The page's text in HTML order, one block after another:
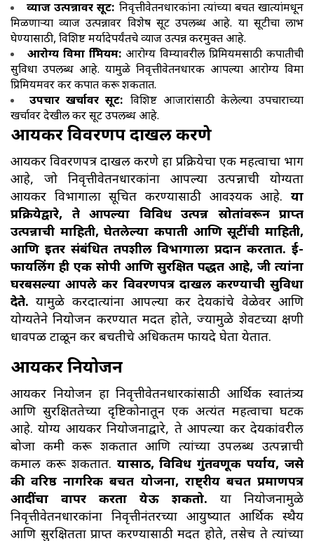
व्याज उत्पन्नावर सूट: निवृत्तीवेतनधारकांना त्यांच्या बचत खात्यांमधून
मिळणाऱ्या व्याज उत्पन्नावर विशेष सूट उपलब्ध आहे. या सूटीचा लाभ
घेण्यासाठी, विशिष्ट मर्यादेपर्यंतचे व्याज उत्पन्न करमुक्त आहे.
आरोग्य विमा प्रिमियम: आरोग्य विम्यावरील प्रिमियमसाठी कपातीची
सुविधा उपलब्ध आहे. यामुळे निवृत्तीवेतनधारक आपल्या आरोग्य विमा
प्रिमियमवर कर कपात करू शकतात.
उपचार खर्चावर सूट: विशिष्ट आजारांसाठी केलेल्या उपचाराच्या
खर्चावर देखील कर सूट उपलब्ध आहे.
आयकर विवरणपत्र दाखल करणे
आयकर विवरणपत्र दाखल करणे हा प्रक्रियेचा एक महत्वाचा भाग
आहे, जो निवृत्तीवेतनधारकांना आपल्या उत्पन्नाची योग्यता
आयकर विभागाला सूचित करण्यासाठी आवश्यक आहे. या
प्रक्रियेद्वारे, ते आपल्या विविध उत्पन्न स्रोतांवरून प्राप्त
उत्पन्नाची माहिती, घेतलेल्या कपाती आणि सूटींची माहिती,
आणि इतर संबंधित तपशील विभागाला प्रदान करतात. ई-
फायलिंग ही एक सोपी आणि सुरक्षित पद्धत आहे, जी त्यांना
घरबसल्या आपले कर विवरणपत्र दाखल करण्याची सुविधा
देते. यामुळे करदात्यांना आपल्या कर देयकांचे वेळेवर आणि
योग्यतेने नियोजन करण्यात मदत होते, ज्यामुळे शेवटच्या क्षणी
धावपळ टाळून कर बचतीचे अधिकतम फायदे घेता येतात.
आयकर नियोजन
आयकर नियोजन हा निवृत्तीवेतनधारकांसाठी आर्थिक स्वातंत्र्य
आणि सुरक्षिततेच्या दृष्टिकोनातून एक अत्यंत महत्वाचा घटक
आहे. योग्य आयकर नियोजनाद्वारे, ते आपल्या कर देयकांवरील
बोजा कमी करू शकतात आणि त्यांच्या उपलब्ध उत्पन्नाची
कमाल करू शकतात. यासाठी, विविध गुंतवणूक पर्याय, जसे
की वरिष्ठ नागरिक बचत योजना, राष्ट्रीय बचत प्रमाणपत्र
आदींचा वापर करता येऊ शकतो. या नियोजनामुळे
निवृत्तीवेतनधारकांना निवृत्तीनंतरच्या आयुष्यात आर्थिक स्थैर्य
आणि सुरक्षितता प्राप्त करण्यासाठी मदत होते, तसेच ते त्यांच्या